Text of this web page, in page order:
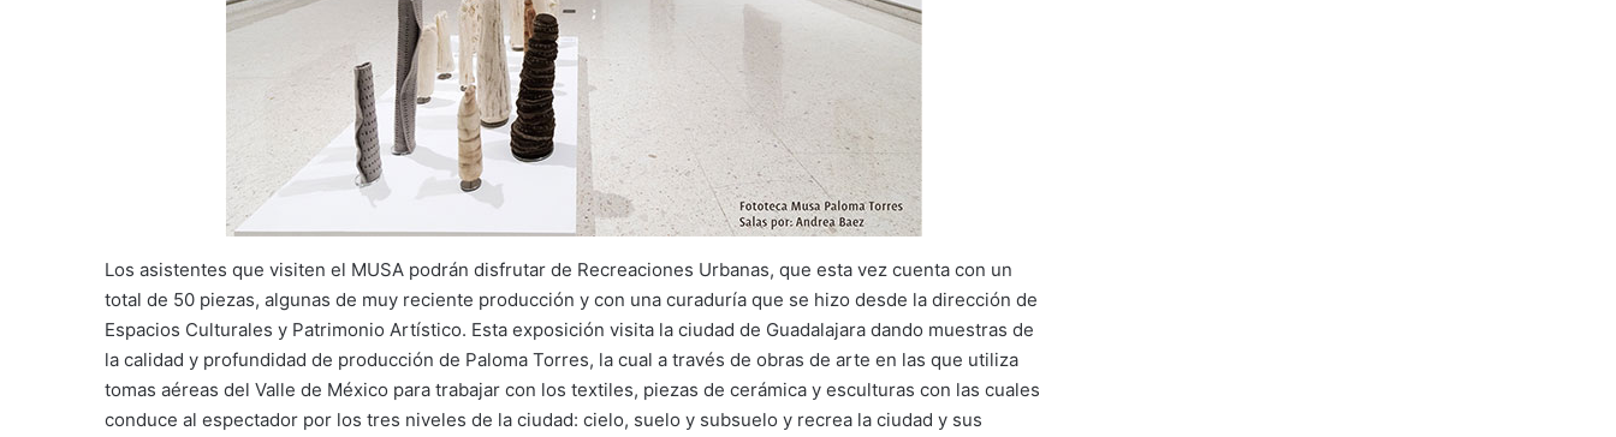
Los asistentes que visiten el MUSA podrán disfrutar de Recreaciones Urbanas, que esta vez cuenta con un
total de 50 piezas, algunas de muy reciente producción y con una curaduría que se hizo desde la dirección de
Espacios Culturales y Patrimonio Artístico. Esta exposición visita la ciudad de Guadalajara dando muestras de
la calidad y profundidad de producción de Paloma Torres, la cual a través de obras de arte en las que utiliza
tomas aéreas del Valle de México para trabajar con los textiles, piezas de cerámica y esculturas con las cuales
conduce al espectador por los tres niveles de la ciudad: cielo, suelo y subsuelo y recrea la ciudad y sus